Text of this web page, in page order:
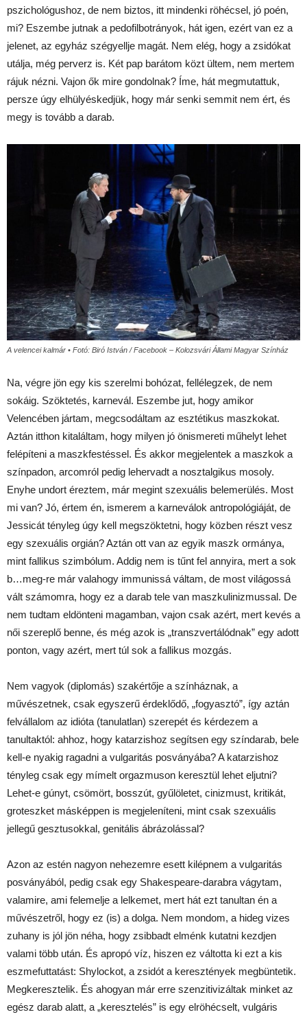
pszichológushoz, de nem biztos, itt mindenki röhécsel, jó poén,
mi? Eszembe jutnak a pedofilbotrányok, hát igen, ezért van ez a
jelenet, az egyház szégyellje magát. Nem elég, hogy a zsidókat
utálja, még perverz is. Két pap barátom közt ültem, nem mertem
rájuk nézni. Vajon ők mire gondolnak? Íme, hát megmutattuk,
persze úgy elhülyéskedjük, hogy már senki semmit nem ért, és
megy is tovább a darab.
A velencei kalmár • Fotó: Biró István / Facebook – Kolozsvári Állami Magyar Színház
Na, végre jön egy kis szerelmi bohózat, fellélegzek, de nem
sokáig. Szöktetés, karnevál. Eszembe jut, hogy amikor
Velencében jártam, megcsodáltam az esztétikus maszkokat.
Aztán itthon kitaláltam, hogy milyen jó önismereti műhelyt lehet
felépíteni a maszkfestéssel. És akkor megjelentek a maszkok a
színpadon, arcomról pedig lehervadt a nosztalgikus mosoly.
Enyhe undort éreztem, már megint szexuális belemerülés. Most
mi van? Jó, értem én, ismerem a karneválok antropológiáját, de
Jessicát tényleg úgy kell megszöktetni, hogy közben részt vesz
egy szexuális orgián? Aztán ott van az egyik maszk ormánya,
mint fallikus szimbólum. Addig nem is tűnt fel annyira, mert a sok
b…meg-re már valahogy immunissá váltam, de most világossá
vált számomra, hogy ez a darab tele van maszkulinizmussal. De
nem tudtam eldönteni magamban, vajon csak azért, mert kevés a
női szereplő benne, és még azok is „transzvertálódnak” egy adott
ponton, vagy azért, mert túl sok a fallikus mozgás.
Nem vagyok (diplomás) szakértője a színháznak, a
művészetnek, csak egyszerű érdeklődő, „fogyasztó”, így aztán
felvállalom az idióta (tanulatlan) szerepét és kérdezem a
tanultaktól: ahhoz, hogy katarzishoz segítsen egy színdarab, bele
kell-e nyakig ragadni a vulgaritás posványába? A katarzishoz
tényleg csak egy mímelt orgazmuson keresztül lehet eljutni?
Lehet-e gúnyt, csömört, bosszút, gyűlöletet, cinizmust, kritikát,
groteszket másképpen is megjeleníteni, mint csak szexuális
jellegű gesztusokkal, genitális ábrázolással?
Azon az estén nagyon nehezemre esett kilépnem a vulgaritás
posványából, pedig csak egy Shakespeare-darabra vágytam,
valamire, ami felemelje a lelkemet, mert hát ezt tanultan én a
művészetről, hogy ez (is) a dolga. Nem mondom, a hideg vizes
zuhany is jól jön néha, hogy zsibbadt elménk kutatni kezdjen
valami több után. És apropó víz, hiszen ez váltotta ki ezt a kis
eszmefuttatást: Shylockot, a zsidót a keresztények megbüntetik.
Megkeresztelik. És ahogyan már erre szenzitivizáltak minket az
egész darab alatt, a „keresztelés” is egy elröhécselt, vulgáris